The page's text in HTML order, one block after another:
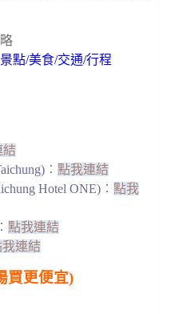
點/美食/交通/行程
結
︰ 點我連結
Hotel ONE) ︰ 點我
︰ 點我連結
我連結
買更便宜)